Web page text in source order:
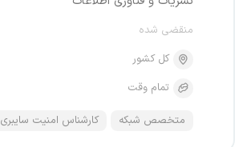
منقضی شده
کل کشور
تمام وقت
متخصص شبکه کارشناس امنیت سایبری